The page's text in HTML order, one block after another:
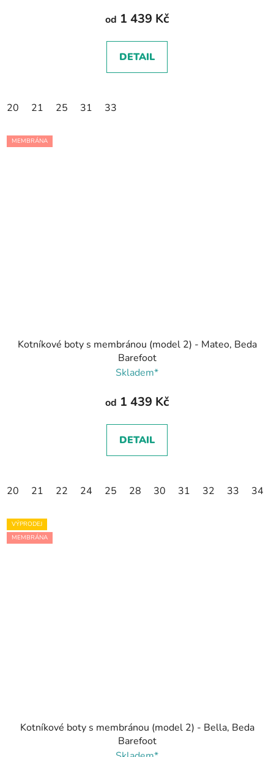
od 1 439 Kč
DETAIL
20 21 25 31 33
MEMBRÁNA
Kotníkové boty s membránou (model 2) - Mateo, Beda
Barefoot
Skladem*
od 1 439 Kč
DETAIL
20 21 22 24 25 28 30 31 32 33 34
VÝPRODEJ
MEMBRÁNA
Kotníkové boty s membránou (model 2) - Bella, Beda
Barefoot